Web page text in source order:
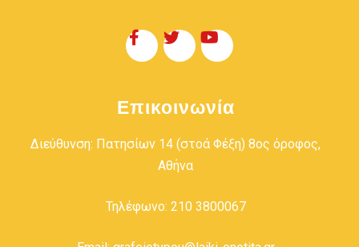
Επικοινωνία
Διεύθυνση: Πατησίων 14 (στοά Φέξη) 8ος όροφος,
Αθήνα
Τηλέφωνο: 210 3800067